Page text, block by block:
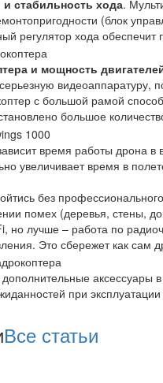
стабильность хода.
(блок
регулятор хода обеспечит
и мощность
с большой рамой
большое
время работы дрона в
увеличивает время в
без
помех (деревья, стены,
но лучше – работа по
Это сбережет как сам
аксессуары
при эксплуатации
Все статьи